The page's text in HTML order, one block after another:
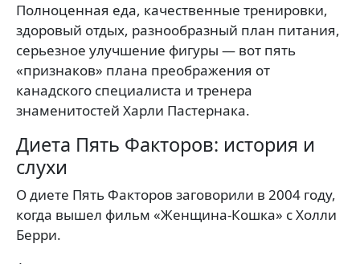
Полноценная еда, качественные тренировки,
здоровый отдых, разнообразный план питания,
серьезное улучшение фигуры — вот пять
«признаков» плана преображения от
канадского специалиста и тренера
знаменитостей Харли Пастернака.
Диета Пять Факторов: история и
слухи
О диете Пять Факторов заговорили в 2004 году,
когда вышел фильм «Женщина-Кошка» с Холли
Берри.